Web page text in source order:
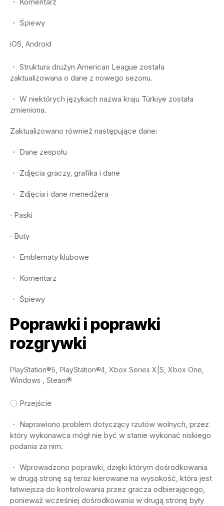
・ Komentarz
・ Śpiewy
iOS, Android
・ Struktura drużyn American League została
zaktualizowana o dane z nowego sezonu.
・ W niektórych językach nazwa kraju Türkiye została
zmieniona.
Zaktualizowano również następujące dane:
・ Dane zespołu
・ Zdjęcia graczy, grafika i dane
・ Zdjęcia i dane menedżera
· Paski
· Buty
・ Emblematy klubowe
・ Komentarz
・ Śpiewy
Poprawki i poprawki
rozgrywki
PlayStation®5, PlayStation®4, Xbox Series X|S, Xbox One,
Windows , Steam®
〇 Przejście
・ Naprawiono problem dotyczący rzutów wolnych, przez
który wykonawca mógł nie być w stanie wykonać niskiego
podania za nim.
・ Wprowadzono poprawki, dzięki którym dośrodkowania
w drugą stronę są teraz kierowane na wysokość, która jest
łatwiejsza do kontrolowania przez gracza odbierającego,
ponieważ wcześniej dośrodkowania w drugą stronę były